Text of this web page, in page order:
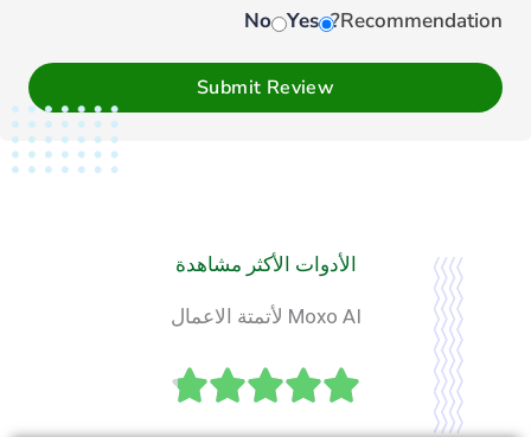
Recommendation?
Yes
No
Submit Review
الأدوات الأكثر مشاهدة
Moxo AI لأتمتة الاعمال